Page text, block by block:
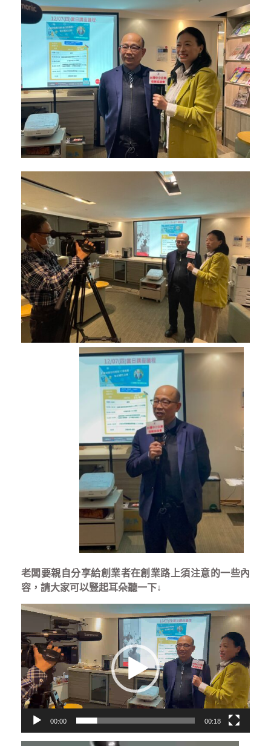
老闆要親自分享給創業者在創業路上須注意的一些內
容，請大家可以豎起耳朵聽一下↓
視
播
放
器
00:00 00:18